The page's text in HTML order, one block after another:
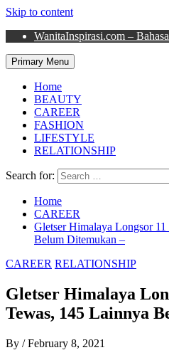
Skip to content
WanitaInspirasi.com –
Primary Menu
Home
BEAUTY
CAREER
FASHION
LIFESTYLE
RELATIONSHIP
Search for:
Home
CAREER
Gletser Himalaya Longsor
Belum Ditemukan –
CAREER RELATIONSHIP
Gletser Himalaya
Tewas, 145 Lainnya
By / February 8, 2021